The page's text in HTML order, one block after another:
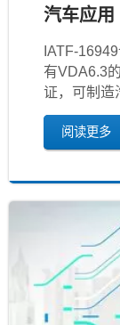
汽车应用
有VDA6.3
证，可制造
阅读更多